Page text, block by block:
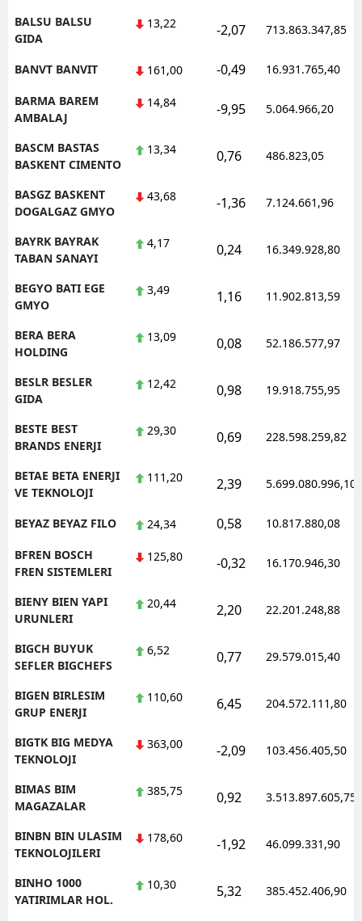
BALSU BALSU
GIDA
13,22 -2,07 713.863.347,85
BANVT BANVIT 161,00 -0,49 16.931.765,40
BARMA BAREM
AMBALAJ
14,84 -9,95 5.064.966,20
BASCM BASTAS
BASKENT CIMENTO
13,34 0,76 486.823,05
BASGZ BASKENT
DOGALGAZ GMYO
43,68 -1,36 7.124.661,96
BAYRK BAYRAK
TABAN SANAYI
4,17 0,24 16.349.928,80
BEGYO BATI EGE
GMYO
3,49 1,16 11.902.813,59
BERA BERA
HOLDING
13,09 0,08 52.186.577,97
BESLR BESLER
GIDA
12,42 0,98 19.918.755,95
BESTE BEST
BRANDS ENERJI
29,30 0,69 228.598.259,82
BETAE BETA ENERJI
VE TEKNOLOJI
111,20 2,39 5.699.080.996,10
BEYAZ BEYAZ FILO 24,34 0,58 10.817.880,08
BFREN BOSCH
FREN SISTEMLERI
125,80 -0,32 16.170.946,30
BIENY BIEN YAPI
URUNLERI
20,44 2,20 22.201.248,88
BIGCH BUYUK
SEFLER BIGCHEFS
6,52 0,77 29.579.015,40
BIGEN BIRLESIM
GRUP ENERJI
110,60 6,45 204.572.111,80
BIGTK BIG MEDYA
TEKNOLOJI
363,00 -2,09 103.456.405,50
BIMAS BIM
MAGAZALAR
385,75 0,92 3.513.897.605,75
BINBN BIN ULASIM
TEKNOLOJILERI
178,60 -1,92 46.099.331,90
BINHO 1000
YATIRIMLAR HOL.
10,30 5,32 385.452.406,90